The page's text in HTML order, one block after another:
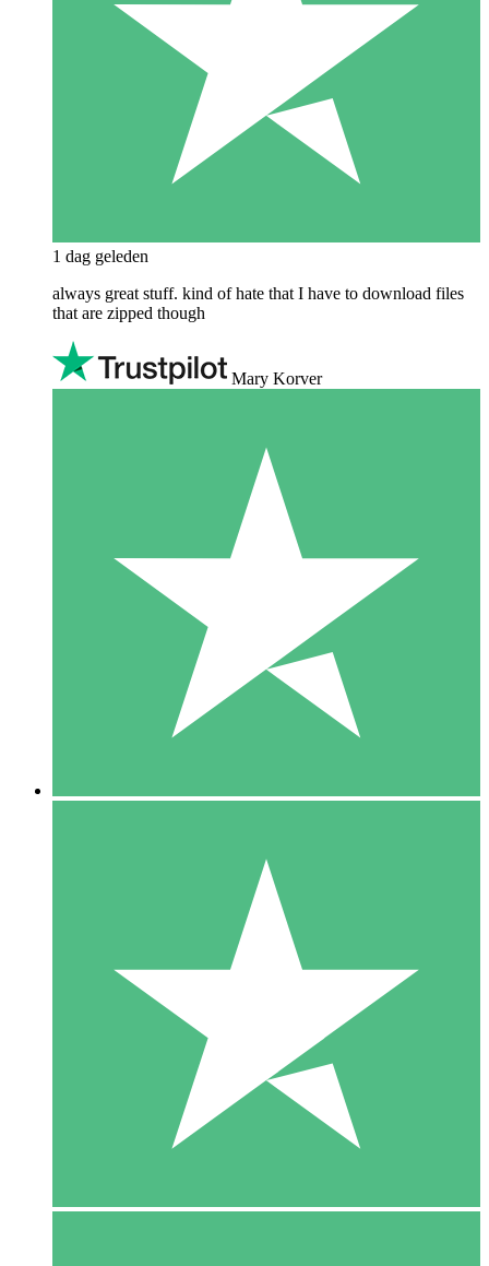
1 dag geleden
always great stuff. kind of hate that I have to download files
that are zipped though
Mary Korver